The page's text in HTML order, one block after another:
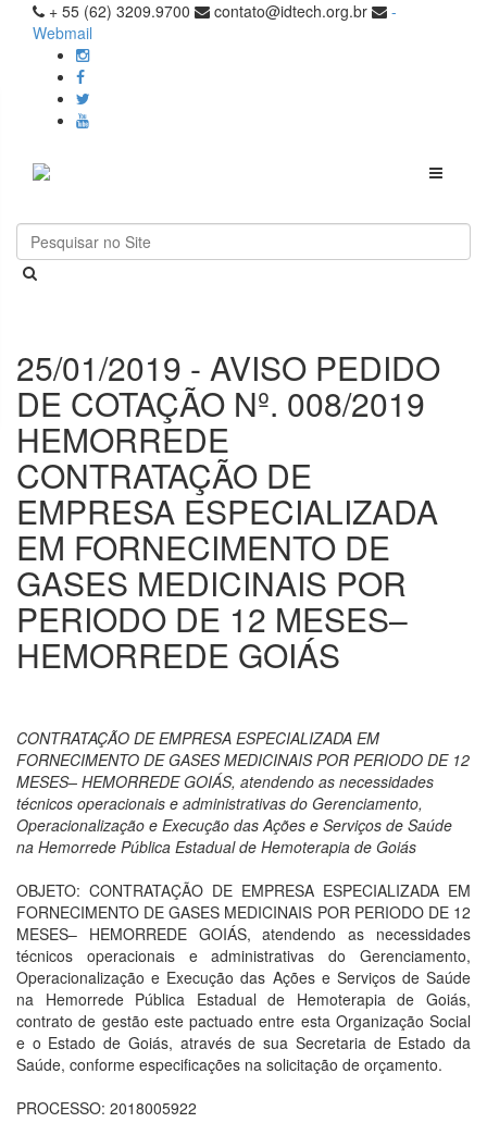
+ 55 (62) 3209.9700 contato@idtech.org.br
-
Webmail
Toggle
25/01/2019 - AVISO PEDIDO
DE COTAÇÃO Nº. 008/2019
HEMORREDE
CONTRATAÇÃO DE
EMPRESA ESPECIALIZADA
EM FORNECIMENTO DE
GASES MEDICINAIS POR
PERIODO DE 12 MESES–
HEMORREDE GOIÁS
CONTRATAÇÃO DE EMPRESA ESPECIALIZADA EM
FORNECIMENTO DE GASES MEDICINAIS POR PERIODO DE 12
MESES– HEMORREDE GOIÁS, atendendo as necessidades
técnicos operacionais e administrativas do Gerenciamento,
Operacionalização e Execução das Ações e Serviços de Saúde
na Hemorrede Pública Estadual de Hemoterapia de Goiás
OBJETO: CONTRATAÇÃO DE EMPRESA ESPECIALIZADA EM
FORNECIMENTO DE GASES MEDICINAIS POR PERIODO DE 12
MESES– HEMORREDE GOIÁS, atendendo as necessidades
técnicos operacionais e administrativas do Gerenciamento,
Operacionalização e Execução das Ações e Serviços de Saúde
na Hemorrede Pública Estadual de Hemoterapia de Goiás,
contrato de gestão este pactuado entre esta Organização Social
e o Estado de Goiás, através de sua Secretaria de Estado da
Saúde, conforme especificações na solicitação de orçamento.
PROCESSO: 2018005922